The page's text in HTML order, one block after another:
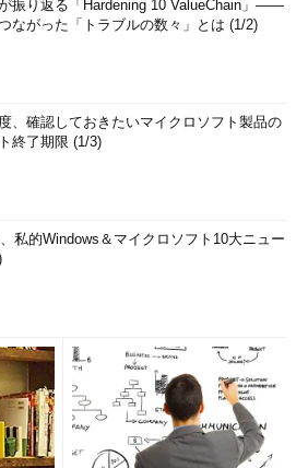
振り返る「Hardening 10 ValueChain」――
ながった「トラブルの数々」とは (1/2)
、確認しておきたいマイクロソフト製品の
終了期限 (1/3)
私的Windows＆マイクロソフト10大ニュー